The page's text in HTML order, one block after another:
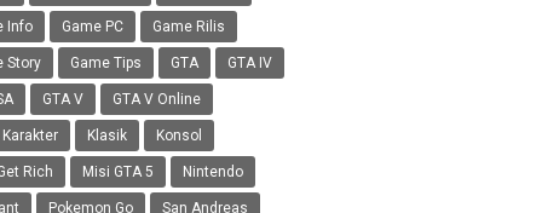
Info Game PC Game Rilis
Story Game Tips GTA GTA IV
GTA V GTA V Online
Karakter Klasik Konsol
Rich Misi GTA 5 Nintendo
Pokemon Go San Andreas